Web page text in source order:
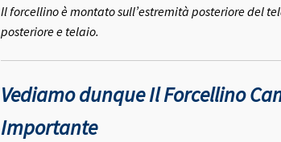
Il forcellino è montato sull’estremità posteriore del
posteriore e telaio.
Vediamo dunqueIl Forcellino
Importante